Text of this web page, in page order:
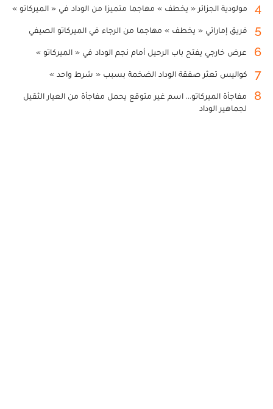
4 مولودية الجزائر « يخطف » مهاجما متميزا من الوداد في « الميركاتو »
5 فريق إماراتي « يخطف » مهاجما من الرجاء في الميركاتو الصيفي
6 عرض خارجي يفتح باب الرحيل أمام نجم الوداد في « الميركاتو »
7 كواليس تعثر صفقة الوداد الضخمة بسبب « شرط واحد »
8
مفاجأة الميركاتو... اسم غير متوقع يحمل مفاجأة من العيار الثقيل
لجماهير الوداد